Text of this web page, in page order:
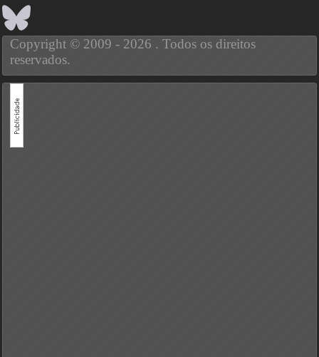
Copyright © 2009 - 2026 . Todos os direitos
reservados.